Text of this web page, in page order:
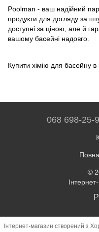
Poolman - ваш надійний
продукти для догляду за
доступні за ціною, але й
вашому басейні надовго.
Купити хімію для басейну в
068 698-25-
©
Інтернет-магазин створений з